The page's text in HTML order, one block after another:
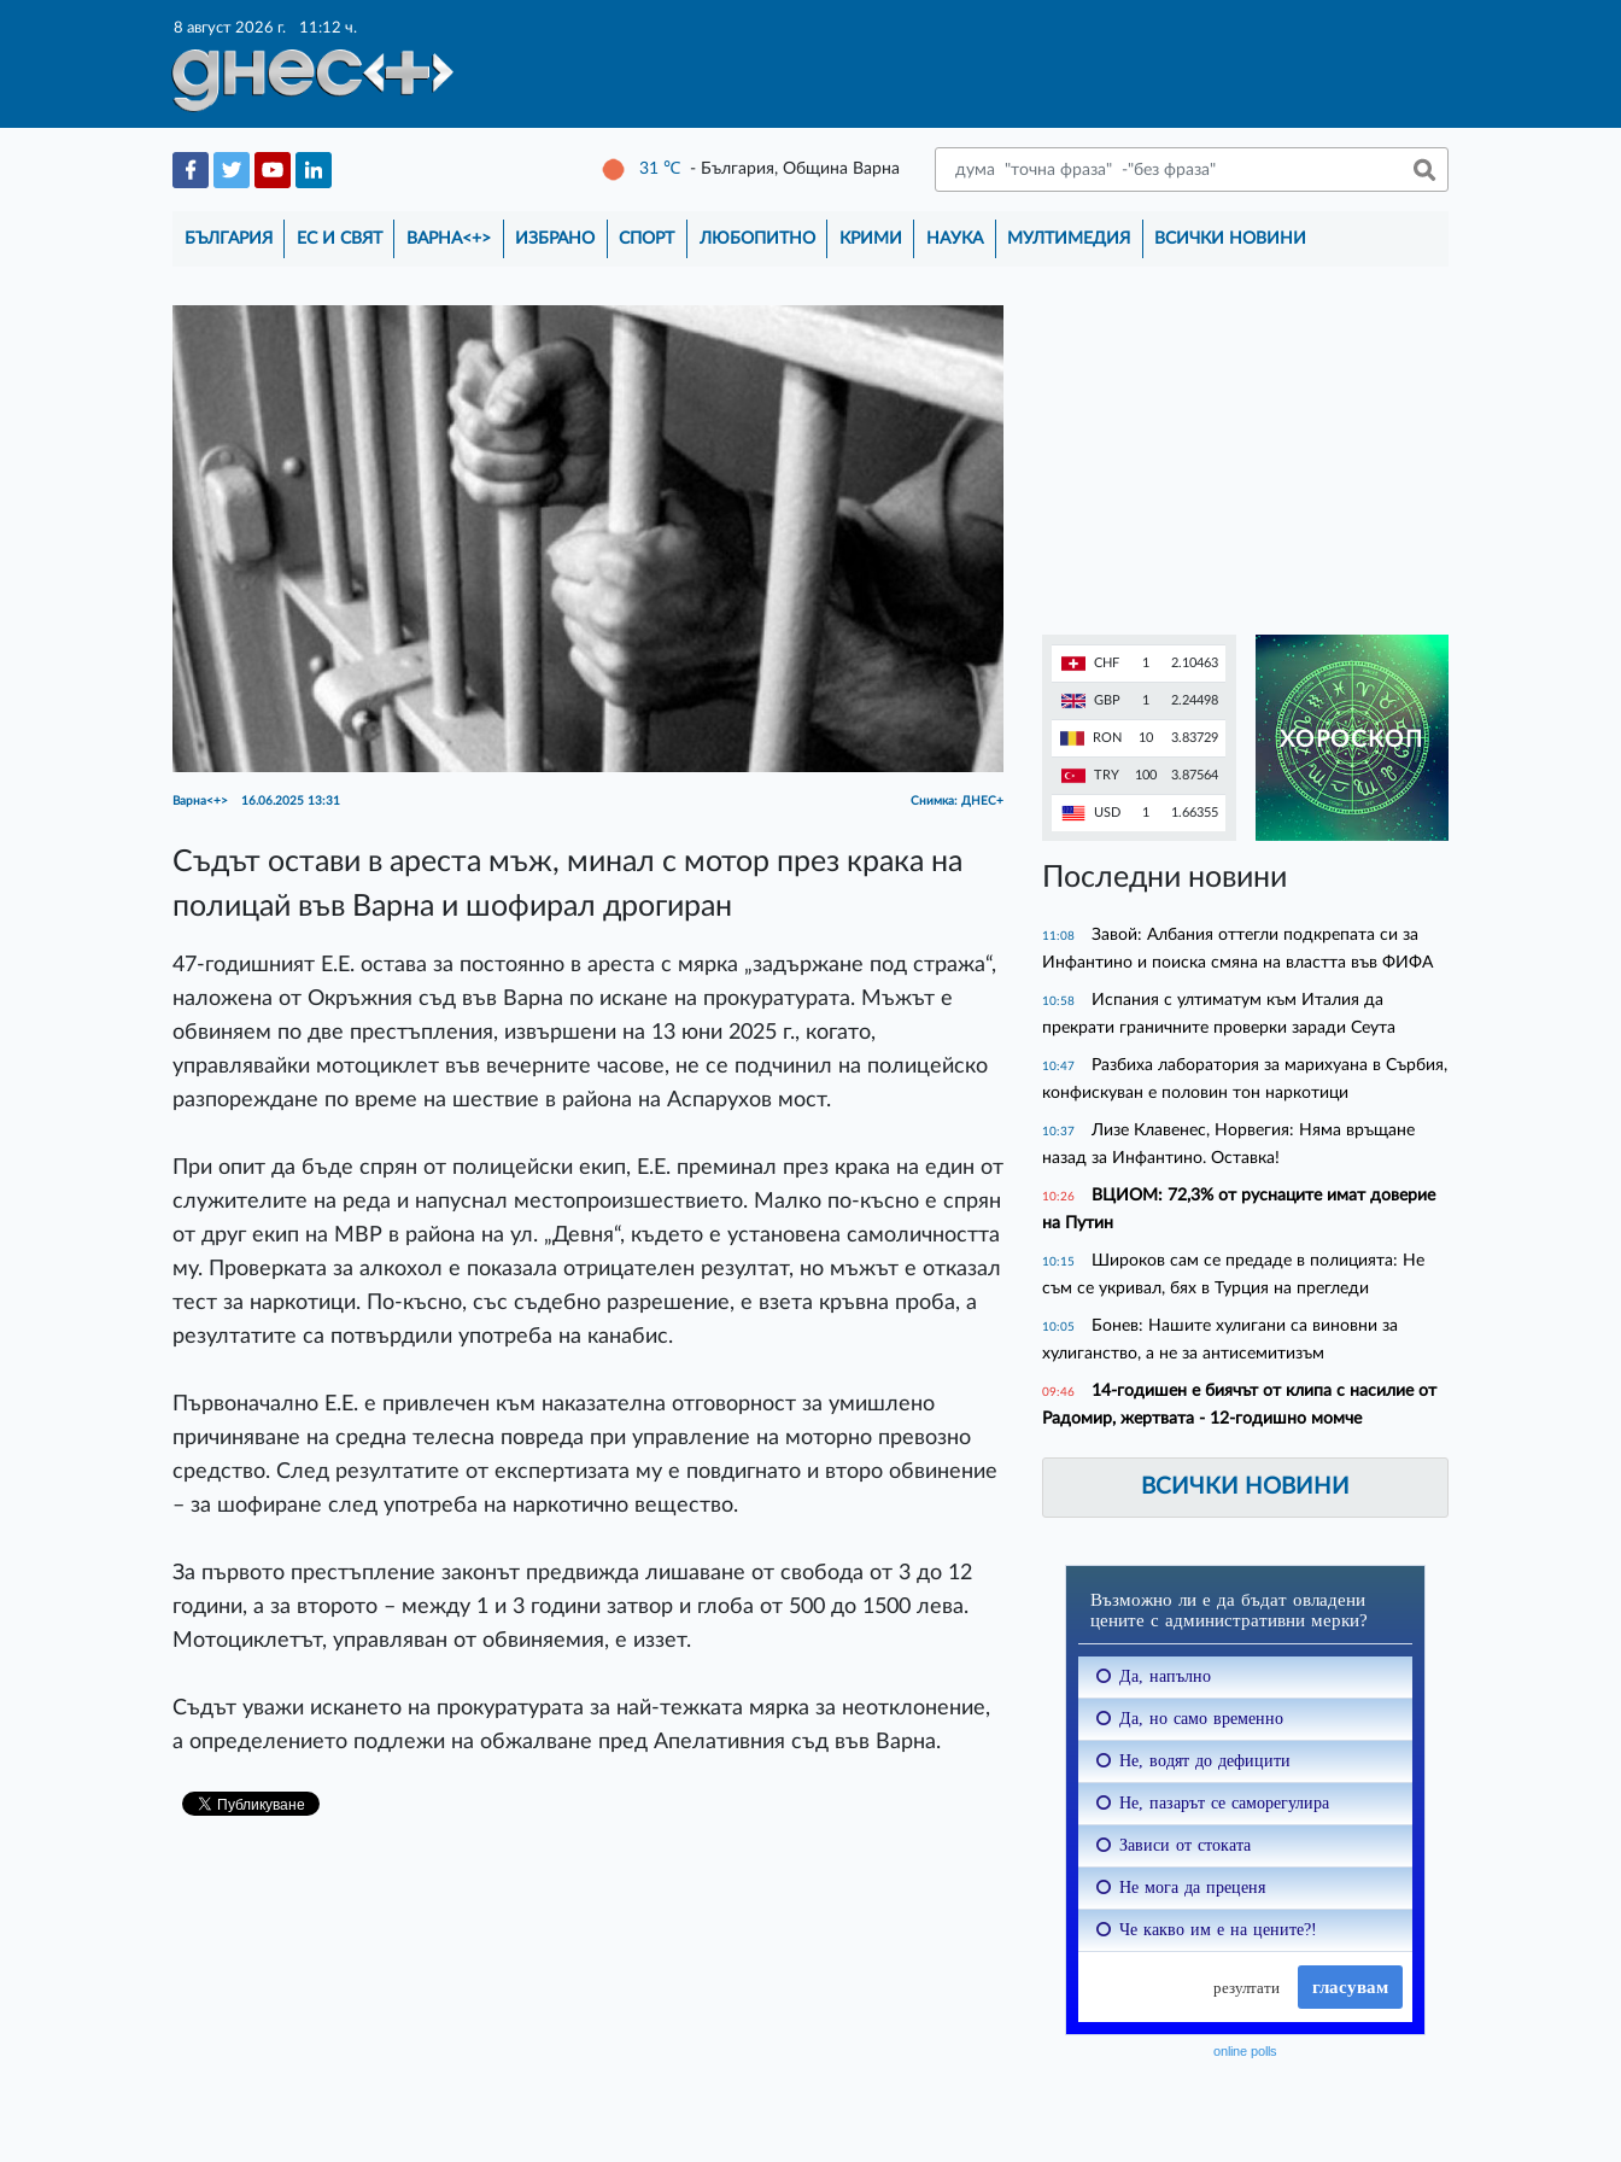
8 август 2026 г. 11:12 ч.
31 ℃ - България, Община Варна
БЪЛГАРИЯ ЕС И СВЯТ ВАРНА<+> ИЗБРАНО СПОРТ ЛЮБОПИТНО КРИМИ НАУКА МУЛТИМЕДИЯ ВСИЧКИ НОВИНИ
Варна<+> 16.06.2025 13:31 Снимка: ДНЕС+
Съдът остави в ареста мъж, минал с мотор през крака на
полицай във Варна и шофирал дрогиран
47-годишният Е.Е. остава за постоянно в ареста с мярка „задържане под стража“,
наложена от Окръжния съд във Варна по искане на прокуратурата. Мъжът е
обвиняем по две престъпления, извършени на 13 юни 2025 г., когато,
управлявайки мотоциклет във вечерните часове, не се подчинил на полицейско
разпореждане по време на шествие в района на Аспарухов мост.
При опит да бъде спрян от полицейски екип, Е.Е. преминал през крака на един от
служителите на реда и напуснал местопроизшествието. Малко по-късно е спрян
от друг екип на МВР в района на ул. „Девня“, където е установена самоличността
му. Проверката за алкохол е показала отрицателен резултат, но мъжът е отказал
тест за наркотици. По-късно, със съдебно разрешение, е взета кръвна проба, а
резултатите са потвърдили употреба на канабис.
Първоначално Е.Е. е привлечен към наказателна отговорност за умишлено
причиняване на средна телесна повреда при управление на моторно превозно
средство. След резултатите от експертизата му е повдигнато и второ обвинение
– за шофиране след употреба на наркотично вещество.
За първото престъпление законът предвижда лишаване от свобода от 3 до 12
години, а за второто – между 1 и 3 години затвор и глоба от 500 до 1500 лева.
Мотоциклетът, управляван от обвиняемия, е иззет.
Съдът уважи искането на прокуратурата за най-тежката мярка за неотклонение,
а определението подлежи на обжалване пред Апелативния съд във Варна.
CHF 1 2.10463
GBP 1 2.24498
RON 10 3.83729
TRY 100 3.87564
USD 1 1.66355
ХОРОСКОП
Последни новини
11:08
Завой: Албания оттегли подкрепата си за
Инфантино и поиска смяна на властта във ФИФА
10:58
Испания с ултиматум към Италия да
прекрати граничните проверки заради Сеута
10:47
Разбиха лаборатория за марихуана в Сърбия,
конфискуван е половин тон наркотици
10:37
Лизе Клавенес, Норвегия: Няма връщане
назад за Инфантино. Оставка!
10:26
ВЦИОМ: 72,3% от руснаците имат доверие
на Путин
10:15
Широков сам се предаде в полицията: Не
съм се укривал, бях в Турция на прегледи
10:05
Бонев: Нашите хулигани са виновни за
хулиганство, а не за антисемитизъм
09:46
14-годишен е биячът от клипа с насилие от
Радомир, жертвата - 12-годишно момче
ВСИЧКИ НОВИНИ
online polls